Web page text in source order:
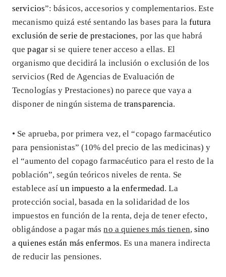
servicios”: básicos, accesorios y complementarios. Este
mecanismo quizá esté sentando las bases para la futura
exclusión de serie de prestaciones, por las que habrá
quepagarsi se quiere tener acceso a ellas. El
organismo que decidirá la inclusión o exclusión de los
servicios (Red de Agencias de Evaluación de
Tecnologías y Prestaciones) no parece que vaya a
disponer de ningún sistema detransparencia.
• Se aprueba, por primera vez, el “copago farmacéutico
para pensionistas” (10% del precio de las medicinas) y
el “aumento del copago farmacéutico para el resto de la
población”, según teóricos niveles de renta. Se
establece asíun impuesto a la enfermedad. La
protección social, basada en la solidaridad de los
impuestos en función de la renta, deja de tener efecto,
obligándose a pagar másno a quienes más tienen,sino
a quienes están más enfermos. Es una manera indirecta
de reducir las pensiones.